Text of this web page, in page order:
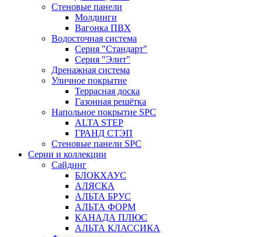
Стеновые панели
Молдинги
Вагонка ПВХ
Водосточная система
Серия "Стандарт"
Серия "Элит"
Дренажная система
Уличное покрытие
Террасная доска
Газонная решётка
Напольное покрытие SPC
ALTA STEP
ГРАНД СТЭП
Стеновые панели SPC
Серии и коллекции
Сайдинг
БЛОКХАУС
АЛЯСКА
АЛЬТА БРУС
АЛЬТА ФОРМ
КАНАДА ПЛЮС
АЛЬТА КЛАССИКА